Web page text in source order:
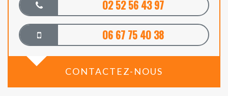
02 52 56 43 97
06 67 75 40 38
CONTACTEZ-NOUS